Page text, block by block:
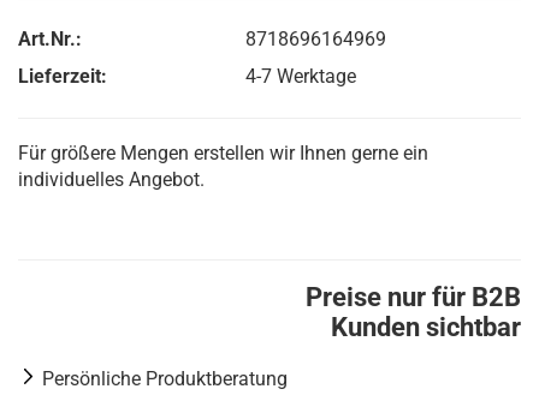
Art.Nr.:
8718696164969
Lieferzeit:
4-7 Werktage
Für größere Mengen erstellen wir Ihnen gerne ein
individuelles Angebot.
Preise nur für B2B
Kunden sichtbar
Persönliche Produktberatung